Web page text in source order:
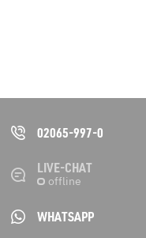
02065-997-0
LIVE-CHAT
WHATSAPP